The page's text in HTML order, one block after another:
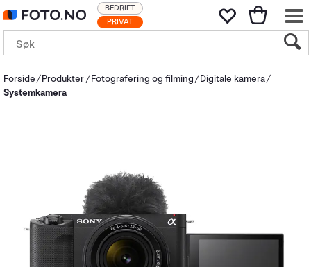
PRIVAT
BEDRIFT
Forside Produkter Fotografering og filming
Digitale kamera
Systemkamera